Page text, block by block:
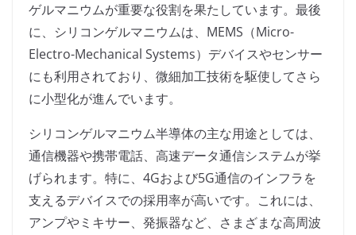
ゲルマニウムが重要な役割を果たしています。最後
に、シリコンゲルマニウムは、MEMS（Micro-
Electro-Mechanical Systems）デバイスやセンサー
にも利用されており、微細加工技術を駆使してさら
に小型化が進んでいます。
シリコンゲルマニウム半導体の主な用途としては、
通信機器や携帯電話、高速データ通信システムが挙
げられます。特に、4Gおよび5G通信のインフラを
支えるデバイスでの採用率が高いです。これには、
アンプやミキサー、発振器など、さまざまな高周波